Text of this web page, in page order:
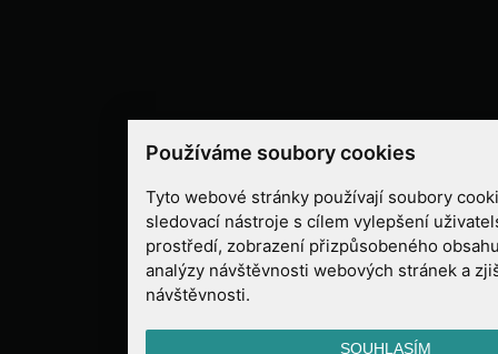
Používáme soubory cookies
Tyto webové stránky používají soubory
sledovací nástroje s cílem vylepšení
prostředí, zobrazení přizpůsobeného
analýzy návštěvnosti webových stránek a
návštěvnosti.
SOUHLASÍM